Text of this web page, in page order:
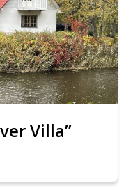
Villa”